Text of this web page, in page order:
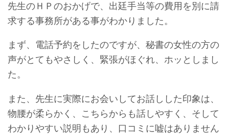
先生のＨＰのおかげで、出廷手当等の費用を別に請
求する事務所がある事がわかりました。
まず、電話予約をしたのですが、秘書の女性の方の
声がとてもやさしく、緊張がほぐれ、ホッとしまし
た。
また、先生に実際にお会いしてお話しした印象は、
物腰が柔らかく、こちらからも話しやすく、そして
わかりやすい説明もあり、口コミに嘘はありません